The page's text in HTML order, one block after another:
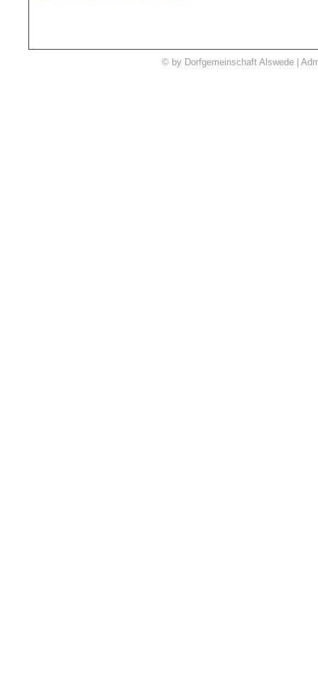
© by Dorfgemeinschaft Alswede |